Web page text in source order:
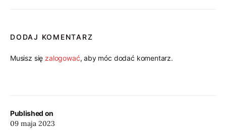
Published on
09 maja 2023
DODAJ KOMENTARZ
Musisz się zalogować, aby móc dodać komentarz.